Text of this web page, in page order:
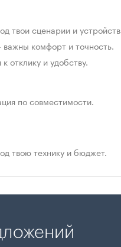
твои сценарии и
важны комфорт и точность.
отклику и удобству.
по совместимости.
твою технику и бюджет.